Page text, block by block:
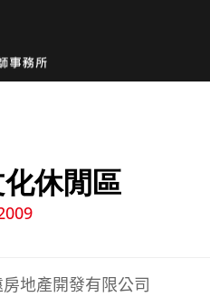
休閒區
地產開發有限公司